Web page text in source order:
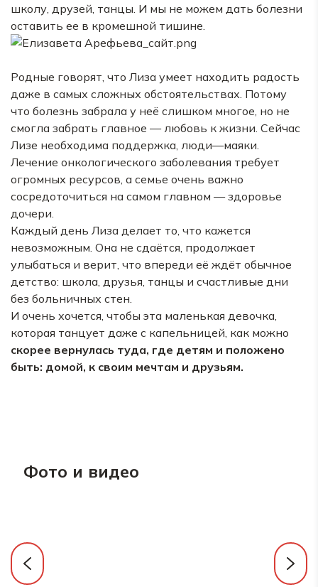
школу, друзей, танцы. И мы не можем дать болезни
оставить ее в кромешной тишине.
Родные говорят, что Лиза умеет находить радость
даже в самых сложных обстоятельствах. Потому
что болезнь забрала у неё слишком многое, но не
смогла забрать главное — любовь к жизни. Сейчас
Лизе необходима поддержка, люди—маяки.
Лечение онкологического заболевания требует
огромных ресурсов, а семье очень важно
сосредоточиться на самом главном — здоровье
дочери.
Каждый день Лиза делает то, что кажется
невозможным. Она не сдаётся, продолжает
улыбаться и верит, что впереди её ждёт обычное
детство: школа, друзья, танцы и счастливые дни
без больничных стен.
И очень хочется, чтобы эта маленькая девочка,
которая танцует даже с капельницей, как можно
скорее вернулась туда, где детям и положено
быть: домой, к своим мечтам и друзьям.
Фото и видео